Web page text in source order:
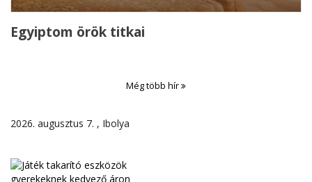
Egyiptom örök titkai
Még több hír
2026. augusztus 7. , Ibolya